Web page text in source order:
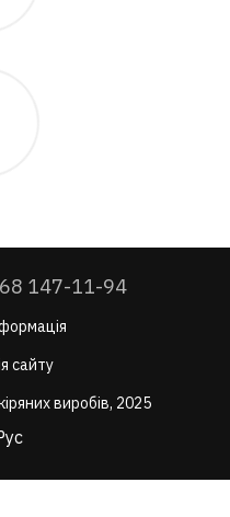
147-11-94
сайту
виробів, 2025